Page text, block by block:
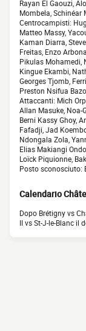
Rayan El Gaouzi,
Mombela, Schinéar
Centrocampisti:
Matteo Massy,
Kaman Diarra,
Freitas, Enzo
Pikulas Mohamedi,
Kingue Ekambi,
Georges Tjomb,
Preston Nsifua
Attaccanti: Mich
Allan Masuke, Noa-
Berni Kassy Ghoy,
Fafadji, Jad
Ndongala Zola,
Elias Makiangi
Loïck Piquionne,
Posto sconosciuto:
Calendario
Dopo Brétigny vs
II vs St-J-le-Blanc il